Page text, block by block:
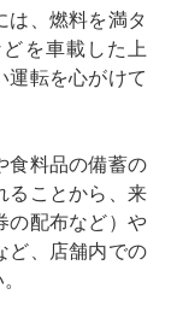
、燃料を満タ
を車載した上
運転を心がけて
食料品の備蓄の
ることから、来
の配布など）や
ど、店舗内での